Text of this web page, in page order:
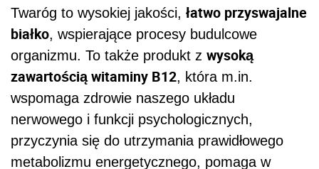
Twaróg to wysokiej jakości, łatwo przyswajalne
białko, wspierające procesy budulcowe
organizmu. To także produkt z wysoką
zawartością witaminy B12, która m.in.
wspomaga zdrowie naszego układu
nerwowego i funkcji psychologicznych,
przyczynia się do utrzymania prawidłowego
metabolizmu energetycznego, pomaga w